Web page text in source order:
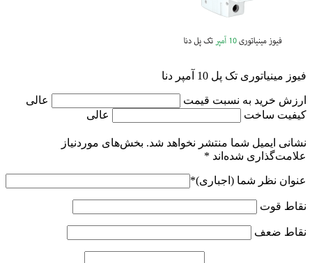
فیوز مینیاتوری تک پل 10 آمپر دنا
ارزش خرید به نسبت قیمت
عالی
کیفیت ساخت
عالی
نشانی ایمیل شما منتشر نخواهد شد. بخش‌های موردنیاز
علامت‌گذاری شده‌اند *
عنوان نظر شما (اجباری)*
نقاط قوت
نقاط ضعف